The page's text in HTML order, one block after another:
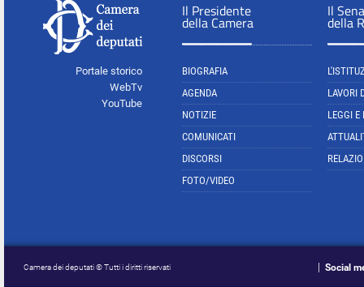
Portale storico
WebTv
YouTube
Il Presidente
della Camera
BIOGRAFIA
AGENDA
NOTIZIE
COMUNICATI
DISCORSI
FOTO/VIDEO
Il
della
LAVORI
LEGGI E
Camera dei deputati © Tutti i diritti riservati Social